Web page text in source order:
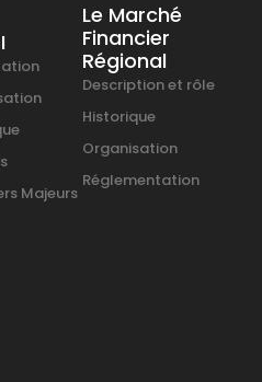
Majeurs
Le Marché
Financier
Régional
Description et rôle
Historique
Organisation
Réglementation